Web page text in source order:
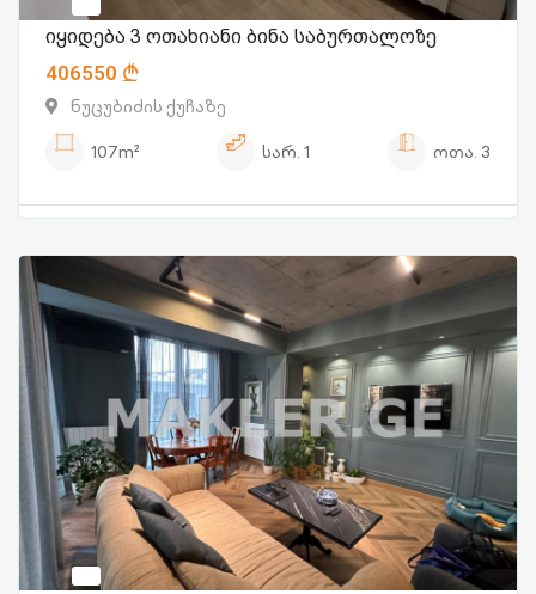
იყიდება 3 ოთახიანი ბინა საბურთალოზე
406550
ნუცუბიძის ქუჩაზე
107m²
სარ. 1 ოთა. 3